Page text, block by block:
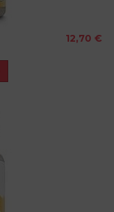
12,70 €